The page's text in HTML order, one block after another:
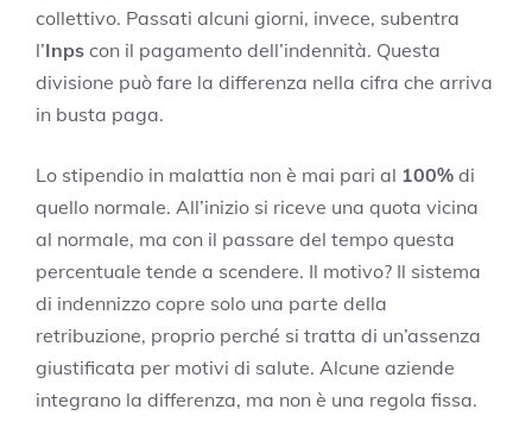
collettivo. Passati alcuni giorni, invece, subentra
l’Inps con il pagamento dell’indennità. Questa
divisione può fare la differenza nella cifra che arriva
in busta paga.
Lo stipendio in malattia non è mai pari al 100% di
quello normale. All’inizio si riceve una quota vicina
al normale, ma con il passare del tempo questa
percentuale tende a scendere. Il motivo? Il sistema
di indennizzo copre solo una parte della
retribuzione, proprio perché si tratta di un’assenza
giustificata per motivi di salute. Alcune aziende
integrano la differenza, ma non è una regola fissa.